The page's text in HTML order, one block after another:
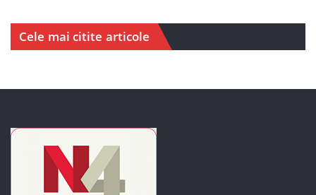
Cele mai citite articole